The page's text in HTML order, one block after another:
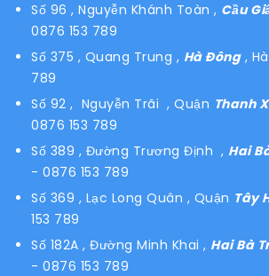
Số 96 , Nguyễn Khánh Toàn , Cầu
0876 153 789
Số 375 , Quang Trung , Hà Đông,
789
Số 92 , Nguyễn Trãi , Quận Thanh
0876 153 789
Số 389 , Đường Trương Định , Hai
- 0876 153 789
Số 369 , Lạc Long Quân , Quận Tây
153 789
Số 182A , Đường Minh Khai , Hai Bà
- 0876 153 789